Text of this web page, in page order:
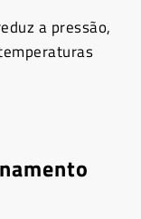
a pressão,